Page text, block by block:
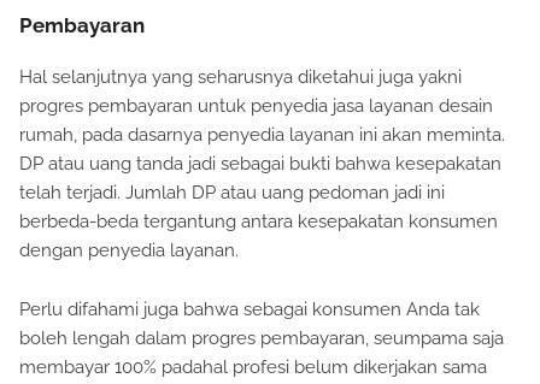
Pembayaran
Hal selanjutnya yang seharusnya diketahui juga yakni
progres pembayaran untuk penyedia jasa layanan desain
rumah, pada dasarnya penyedia layanan ini akan meminta.
DP atau uang tanda jadi sebagai bukti bahwa kesepakatan
telah terjadi. Jumlah DP atau uang pedoman jadi ini
berbeda-beda tergantung antara kesepakatan konsumen
dengan penyedia layanan.
Perlu difahami juga bahwa sebagai konsumen Anda tak
boleh lengah dalam progres pembayaran, seumpama saja
membayar 100% padahal profesi belum dikerjakan sama